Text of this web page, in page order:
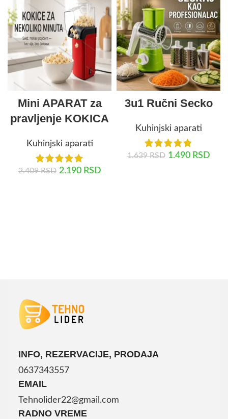
Mini APARAT za
pravljenje KOKICA
Kuhinjski aparati
2.409RSD 2.190 RSD
3u1 Ručni Secko
Kuhinjski aparati
1.639RSD 1.490 RSD
INFO, REZERVACIJE, PRODAJA
0637343557
EMAIL
Tehnolider22@gmail.com
RADNO VREME